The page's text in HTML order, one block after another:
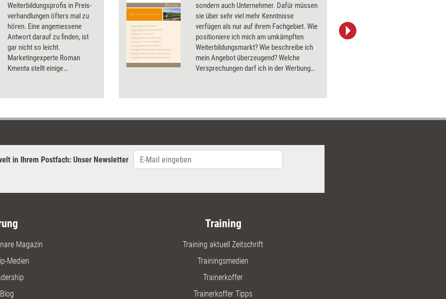
Weiterbildungsprofis in Preis­
verhandlungen öfters mal zu
hören. Eine angemessene
Antwort darauf zu finden, ist
gar nicht so leicht.
Marketingexperte Roman
Kmenta stellt einige
kontern lassen.
sondern auch Unternehmer. Dafür müssen
sie über sehr viel mehr Kenntnisse
verfügen als nur auf ihrem Fachgebiet. Wie
positioniere ich mich am umkämpften
Weiterbildungsmarkt? Wie beschreibe ich
mein Angebot überzeugend? Welche
Versprechungen darf ich in der Werbung
in Ihrem Postfach: Unser Newsletter
Magazin
Medien
Training
Training aktuell Zeitschrift
Trainingsmedien
Trainerkoffer
Trainerkoffer Tipps